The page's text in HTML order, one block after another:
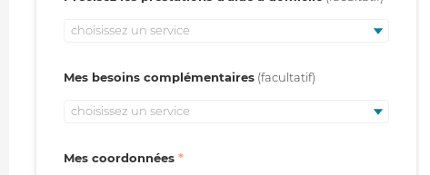
choisissez un service
Mes besoins complémentaires
choisissez un service
Mes coordonnées